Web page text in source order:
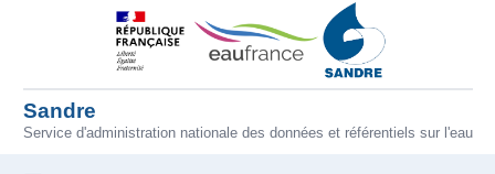
Aller au contenu principal
Sandre
Service d'administration nationale des données et référentiels sur l'eau